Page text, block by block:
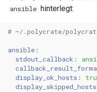
ansible hinterlegt:
# ~/.polycrate/
ansible :
stdout_callback :
display_ok_hosts :
display_skipped_hosts